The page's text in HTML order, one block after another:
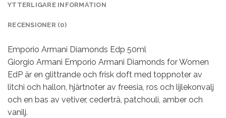
YTTERLIGARE INFORMATION
RECENSIONER (0)
Emporio Armani Diamonds Edp 50ml
Giorgio Armani Emporio Armani Diamonds for Women
EdP är en glittrande och frisk doft med toppnoter av
litchi och hallon, hjärtnoter av freesia, ros och lijlekonvalj
och en bas av vetiver, cederträ, patchouli, amber och
vanilj.